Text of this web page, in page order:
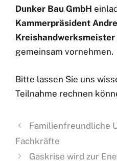
Dunker Bau GmbH
Kammerpräsident
gemeinsam vornehmen.
Bitte lassen Sie uns
Teilnahme rechnen
Familienfreundliche
Fachkräfte
Gaskrise wird zur